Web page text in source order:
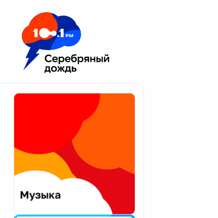
Москва 100.1 FM
Апатиты
Екатеринбург
Калининград
Калуга